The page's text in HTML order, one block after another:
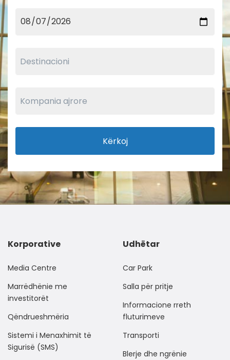
Kërkoj
Korporative
Media Centre
Marrëdhënie me
investitorët
Qëndrueshmëria
Sistemi i Menaxhimit të
Sigurisë (SMS)
Udhëtar
Car Park
Salla për pritje
Informacione rreth
fluturimeve
Transporti
Blerje dhe ngrënie